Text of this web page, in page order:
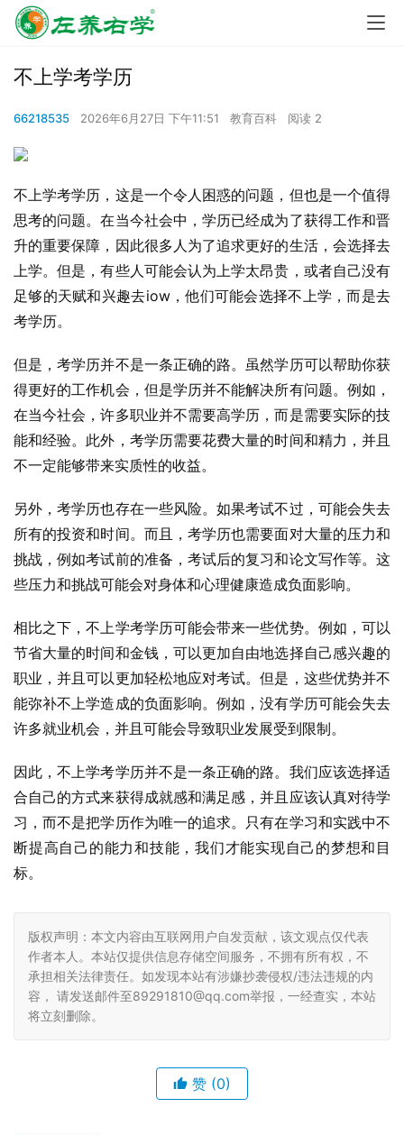
不上学考学历
66218535 2026年6月27日 下午11:51 教育百科 阅读 2
不上学考学历，这是一个令人困惑的问题，但也是一个值得
思考的问题。在当今社会中，学历已经成为了获得工作和晋
升的重要保障，因此很多人为了追求更好的生活，会选择去
上学。但是，有些人可能会认为上学太昂贵，或者自己没有
足够的天赋和兴趣去iow，他们可能会选择不上学，而是去
考学历。
但是，考学历并不是一条正确的路。虽然学历可以帮助你获
得更好的工作机会，但是学历并不能解决所有问题。例如，
在当今社会，许多职业并不需要高学历，而是需要实际的技
能和经验。此外，考学历需要花费大量的时间和精力，并且
不一定能够带来实质性的收益。
另外，考学历也存在一些风险。如果考试不过，可能会失去
所有的投资和时间。而且，考学历也需要面对大量的压力和
挑战，例如考试前的准备，考试后的复习和论文写作等。这
些压力和挑战可能会对身体和心理健康造成负面影响。
相比之下，不上学考学历可能会带来一些优势。例如，可以
节省大量的时间和金钱，可以更加自由地选择自己感兴趣的
职业，并且可以更加轻松地应对考试。但是，这些优势并不
能弥补不上学造成的负面影响。例如，没有学历可能会失去
许多就业机会，并且可能会导致职业发展受到限制。
因此，不上学考学历并不是一条正确的路。我们应该选择适
合自己的方式来获得成就感和满足感，并且应该认真对待学
习，而不是把学历作为唯一的追求。只有在学习和实践中不
断提高自己的能力和技能，我们才能实现自己的梦想和目
标。
版权声明：本文内容由互联网用户自发贡献，该文观点仅代表
作者本人。本站仅提供信息存储空间服务，不拥有所有权，不
承担相关法律责任。如发现本站有涉嫌抄袭侵权/违法违规的内
容， 请发送邮件至89291810@qq.com举报，一经查实，本站
将立刻删除。
赞 (0)